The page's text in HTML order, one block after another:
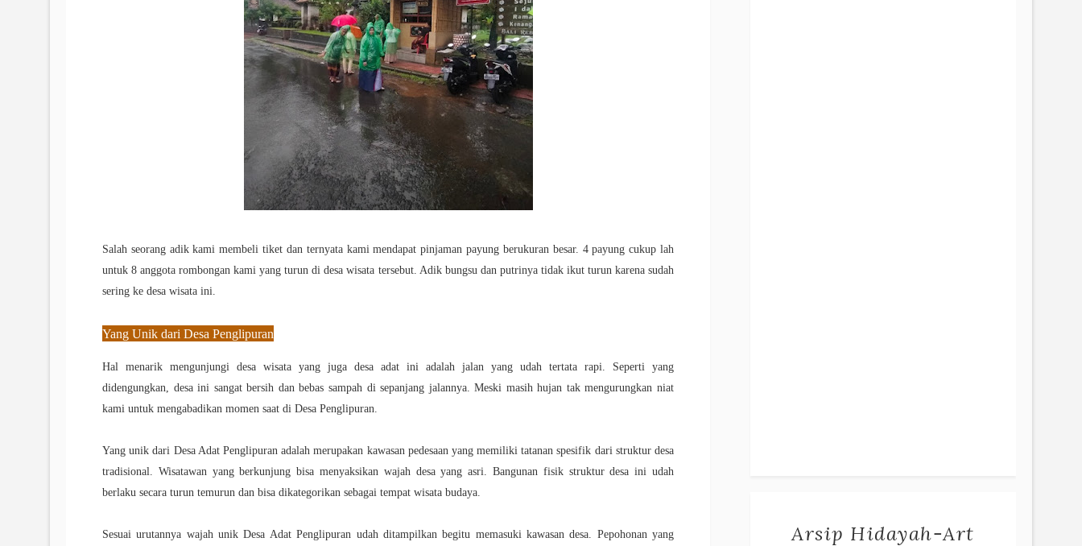
Salah seorang adik kami membeli tiket dan ternyata kami mendapat pinjaman payung berukuran besar. 4 payung cukup lah
untuk 8 anggota rombongan kami yang turun di desa wisata tersebut. Adik bungsu dan putrinya tidak ikut turun karena sudah
sering ke desa wisata ini.
Yang Unik dari Desa Penglipuran
Hal menarik mengunjungi desa wisata yang juga desa adat ini adalah jalan yang udah tertata rapi. Seperti yang
didengungkan, desa ini sangat bersih dan bebas sampah di sepanjang jalannya. Meski masih hujan tak mengurungkan niat
kami untuk mengabadikan momen saat di Desa Penglipuran.
Yang unik dari Desa Adat Penglipuran adalah merupakan kawasan pedesaan yang memiliki tatanan spesifik dari struktur desa
tradisional. Wisatawan yang berkunjung bisa menyaksikan wajah desa yang asri. Bangunan fisik struktur desa ini udah
berlaku secara turun temurun dan bisa dikategorikan sebagai tempat wisata budaya.
Sesuai urutannya wajah unik Desa Adat Penglipuran udah ditampilkan begitu memasuki kawasan desa. Pepohonan yang Arsip Hidayah-Art